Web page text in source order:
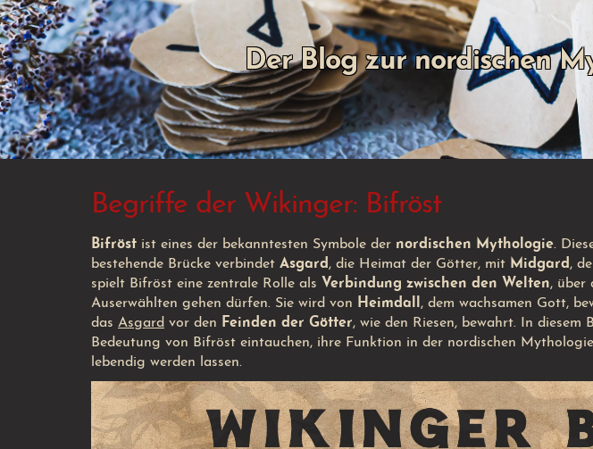
Der Blog zur nordischen
Begriffe der Wikinger: Bifröst
Bifröst ist eines der bekanntesten Symbole der nordischen Mythologie.
bestehende Brücke verbindet Asgard , die Heimat der Götter, mit Midgard ,
spielt Bifröst eine zentrale Rolle als Verbindung zwischen den Welten, über
Auserwählten gehen dürfen. Sie wird von Heimdall , dem wachsamen Gott,
das Asgard vor den Feinden der Götter, wie den Riesen, bewahrt. In
Bedeutung von Bifröst eintauchen, ihre Funktion in der nordischen
lebendig werden lassen.